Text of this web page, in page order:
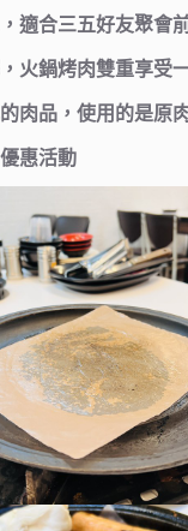
適合三五好友聚會
火鍋烤肉雙重享受
肉品，使用的是原
惠活動